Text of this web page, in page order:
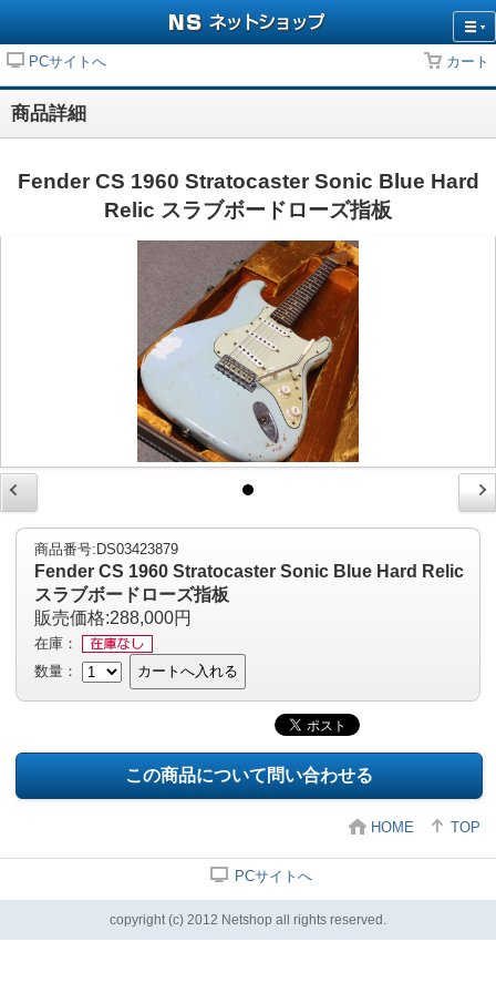
PCサイトへ カート
商品詳細
Fender CS 1960 Stratocaster Sonic Blue Hard
Relic スラブボードローズ指板
商品番号:DS03423879
Fender CS 1960 Stratocaster Sonic Blue Hard Relic
スラブボードローズ指板
販売価格:288,000円
在庫：
数量：
カートへ入れる
この商品について問い合わせる
HOME TOP
PCサイトへ
copyright (c) 2012 Netshop all rights reserved.